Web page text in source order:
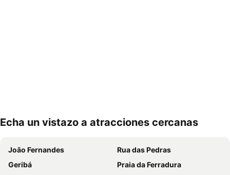
Echa un vistazo a atracciones cercanas
João Fernandes
Rua das Pedras
Geribá
Praia da Ferradura